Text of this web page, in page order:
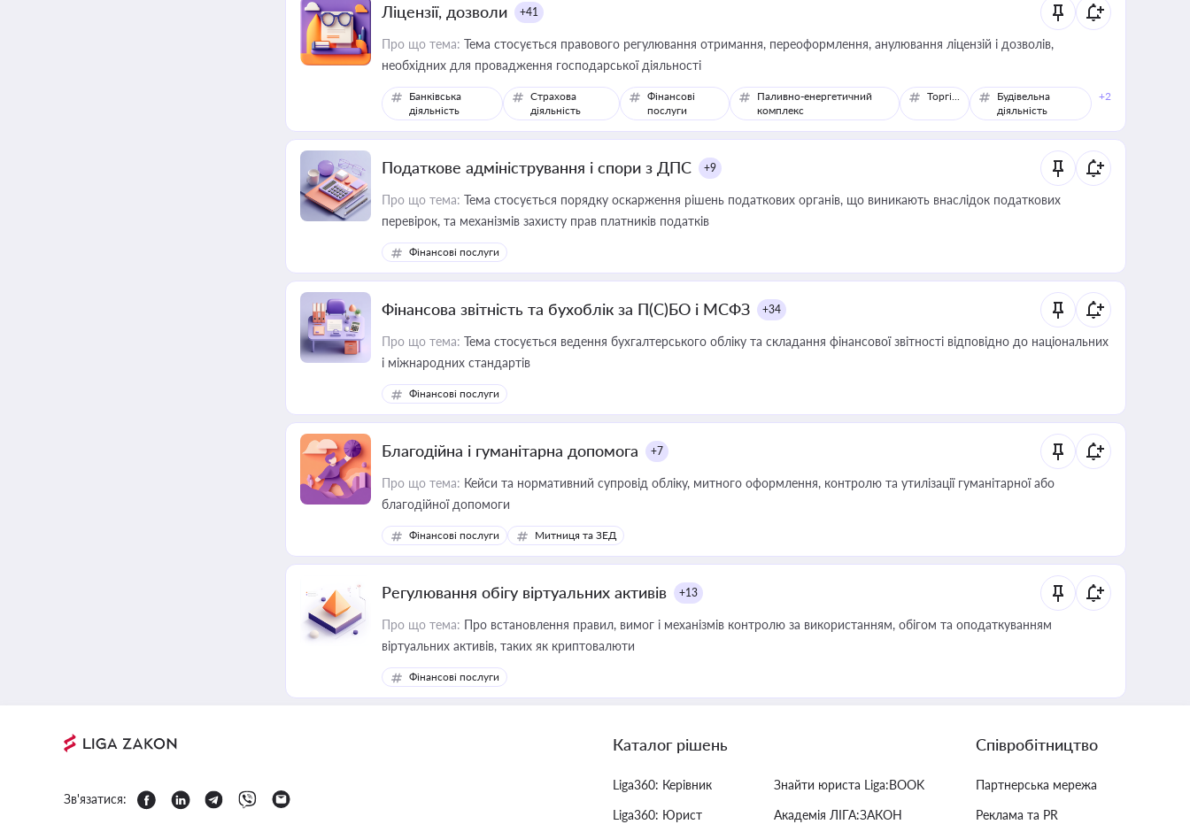
Ліцензії, дозволи +41
Про що тема: Тема стосується правового регулювання отримання, переоформлення, анулювання ліцензій і дозволів,
необхідних для провадження господарської діяльності
Банківська
діяльність
Страхова
діяльність
Фінансові
послуги
Паливно-енергетичний
комплекс
Торгівля
Будівельна
діяльність
+2
Податкове адміністрування і спори з ДПС +9
Про що тема: Тема стосується порядку оскарження рішень податкових органів, що виникають внаслідок податкових
перевірок, та механізмів захисту прав платників податків
Фінансові послуги
Фінансова звітність та бухоблік за П(С)БО і МСФЗ +34
Про що тема: Тема стосується ведення бухгалтерського обліку та складання фінансової звітності відповідно до національних
і міжнародних стандартів
Фінансові послуги
Благодійна і гуманітарна допомога +7
Про що тема: Кейси та нормативний супровід обліку, митного оформлення, контролю та утилізації гуманітарної або
благодійної допомоги
Фінансові послуги Митниця та ЗЕД
Регулювання обігу віртуальних активів +13
Про що тема: Про встановлення правил, вимог і механізмів контролю за використанням, обігом та оподаткуванням
віртуальних активів, таких як криптовалюти
Фінансові послуги
Зв'язатися:
Каталог рішень
Liga360: Керівник
Liga360: Юрист
Знайти юриста Liga:BOOK
Академія ЛІГА:ЗАКОН
Співробітництво
Партнерська мережа
Реклама та PR